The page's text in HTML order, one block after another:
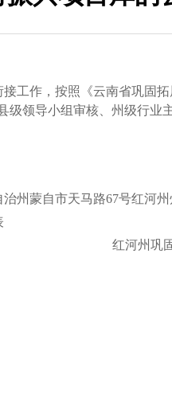
作，按照《云南省巩固拓
领导小组审核、州级行业
蒙自市天马路67号红河州
红河州巩固脱